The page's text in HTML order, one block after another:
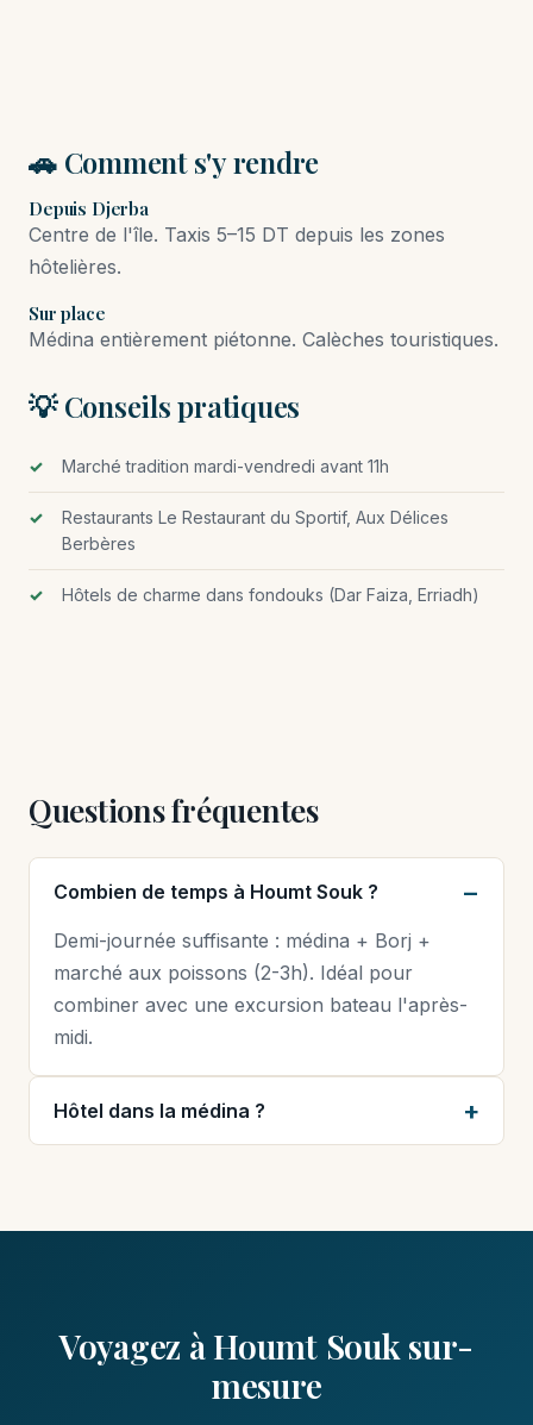
🚗 Comment s'y rendre
Depuis Djerba
Centre de l'île. Taxis 5–15 DT depuis les zones
hôtelières.
Sur place
Médina entièrement piétonne. Calèches touristiques.
💡 Conseils pratiques
Marché tradition mardi-vendredi avant 11h
Restaurants Le Restaurant du Sportif, Aux Délices
Berbères
Hôtels de charme dans fondouks (Dar Faiza, Erriadh)
Questions fréquentes
Combien de temps à Houmt Souk ?
Demi-journée suffisante : médina + Borj +
marché aux poissons (2-3h). Idéal pour
combiner avec une excursion bateau l'après-
midi.
Hôtel dans la médina ?
Voyagez à Houmt Souk sur-
mesure